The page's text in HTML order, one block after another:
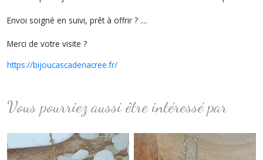
Envoi soigné en suivi, prêt à offrir ? ....
Merci de votre visite ?
https://bijoucascadenacree.fr/
Vous pourriez aussi être intéressé par